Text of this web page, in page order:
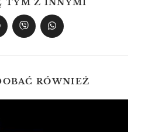
TYM Z INNYMI
RÓWNIEŻ